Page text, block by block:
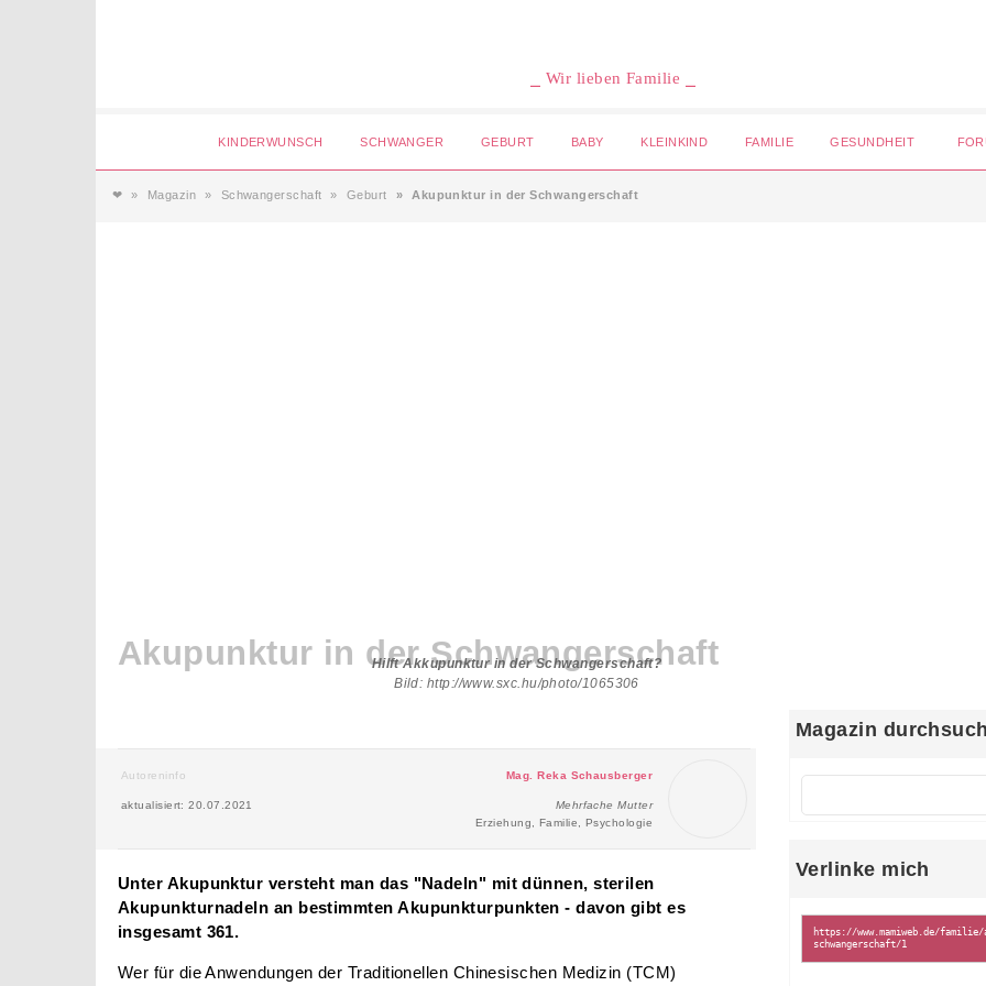
⎯ Wir lieben Familie ⎯
KINDERWUNSCH SCHWANGER GEBURT BABY KLEINKIND FAMILIE GESUNDHEIT
❤ Magazin Schwangerschaft Geburt Akupunktur in der Schwangerschaft
Akupunktur in der Schwangerschaft
Hilft Akkupunktur in der Schwangerschaft?
Bild: http://www.sxc.hu/photo/1065306
Autoreninfo Mag. Reka Schausberger
aktualisiert: 20.07.2021
Mehrfache Mutter
Erziehung, Familie, Psychologie
Unter Akupunktur versteht man das "Nadeln" mit dünnen, sterilen
Akupunkturnadeln an bestimmten Akupunkturpunkten - davon gibt es
insgesamt 361.
Wer für die Anwendungen der Traditionellen Chinesischen Medizin (TCM)
Magazin
Verlinke mich